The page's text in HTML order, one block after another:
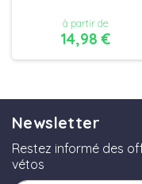
à partir de
14,98 €
DÉTAILS
Newsletter
Restez informé des
vétos